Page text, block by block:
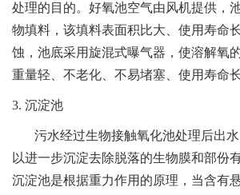
处理的目的。好氧池空气由风机提供，
物填料，该填料表面积比大、使用寿命
蚀，池底采用旋混式曝气器，使溶解氧
重量轻、不老化、不易堵塞、使用寿命
3. 沉淀池
污水经过生物接触氧化池处理后出水
以进一步沉淀去除脱落的生物膜和部份
沉淀池是根据重力作用的原理，当含有